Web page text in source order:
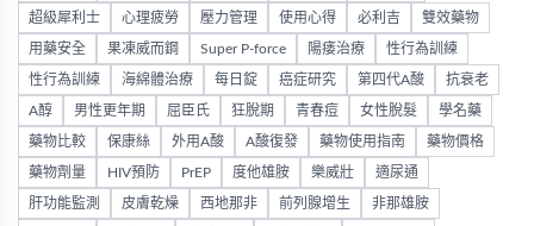
超級犀利士 心理疲勞 壓力管理 使用心得 必利吉 雙效藥物
用藥安全 果凍威而鋼 Super P-force 陽痿治療 性行為訓練
性行為訓練 海綿體治療 每日錠 癌症研究 第四代A酸 抗衰老
A醇 男性更年期 屈臣氏 狂脫期 青春痘 女性脫髮 學名藥
藥物比較 保康絲 外用A酸 A酸復發 藥物使用指南 藥物價格
藥物劑量 HIV預防 PrEP 度他雄胺 樂威壯 適尿通
肝功能監測 皮膚乾燥 西地那非 前列腺增生 非那雄胺